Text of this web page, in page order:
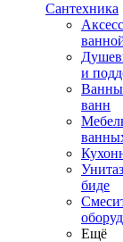
Сантехника
и
Ванны
ванн
биде
Ещё